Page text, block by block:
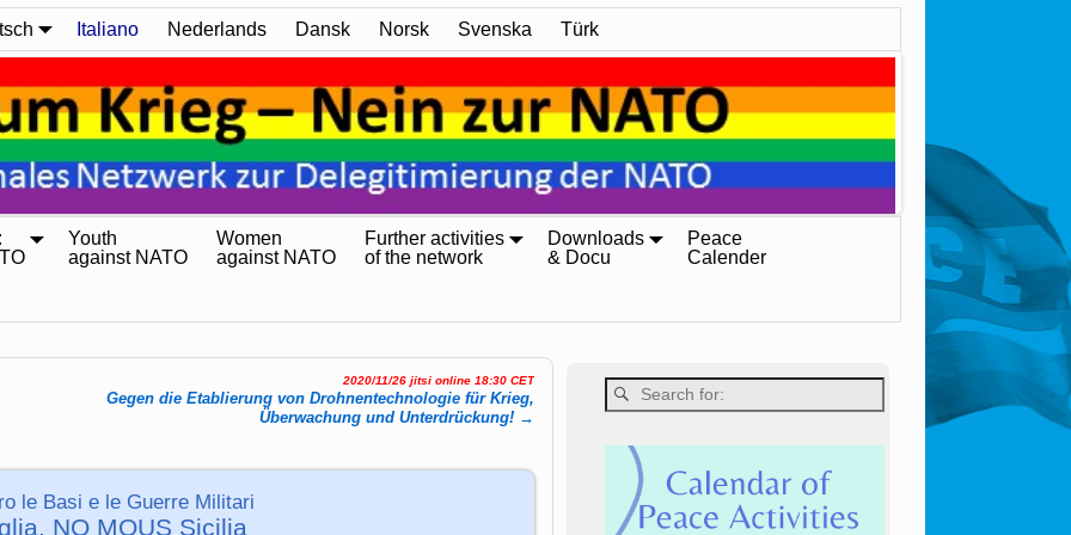
Italiano Nederlands Dansk Norsk Svenska Türk
Youth
against NATO
Women
against NATO
Further activities
of the network
Downloads
& Docu
Peace
Calender
2020/11/26 jitsi online 18:30 CET
Gegen die Etablierung von Drohnentechnologie für Krieg,
Überwachung und Unterdrückung! →
le Basi e le Guerre Militari
NO MOUS Sicilia